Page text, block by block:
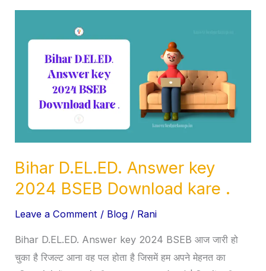
Bihar D.EL.ED. Answer key
2024 BSEB Download kare .
Leave a Comment / Blog / Rani
Bihar D.EL.ED. Answer key 2024 BSEB आज जारी हो
चुका है रिजल्ट आना वह पल होता है जिसमें हम अपने मेहनत का
D.EL.ED.
Answer
BSEB
Download
kare
.